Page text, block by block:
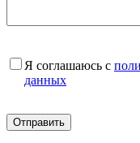
Я соглашаюсь с
данных